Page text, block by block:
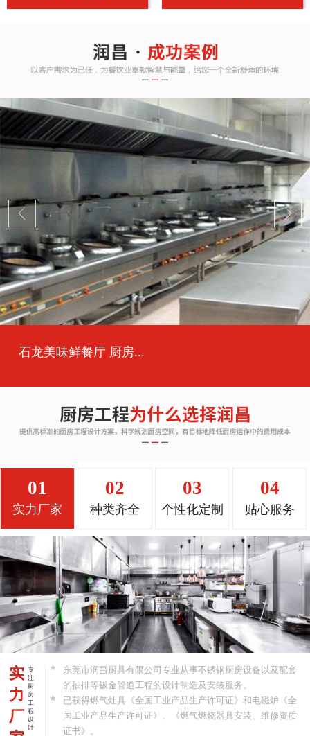
石龙美味鲜餐厅 厨房...
01
实力厂家
02
种类齐全
03
个性化定制
04
贴心服务
实
力
厂
专
注
厨
房
工
程
设
计
东莞市润昌厨具有限公司专业从事不锈钢厨房设备以及配套
的抽排等钣金管道工程的设计制造及安装服务。
已获得燃气灶具《全国工业产品生产许可证》和电磁炉《全
国工业产品生产许可证》、《燃气燃烧器具安装、维修资质
证书》。